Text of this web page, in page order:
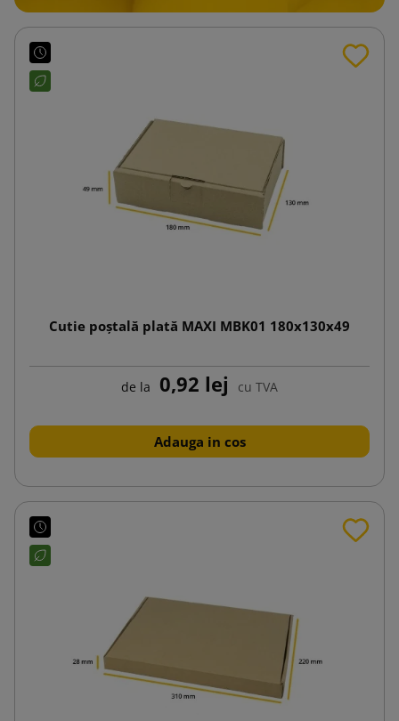
Cutie poștală plată MAXI MBK01 180x130x49
de la 0,92 lej cu TVA
Adauga in cos